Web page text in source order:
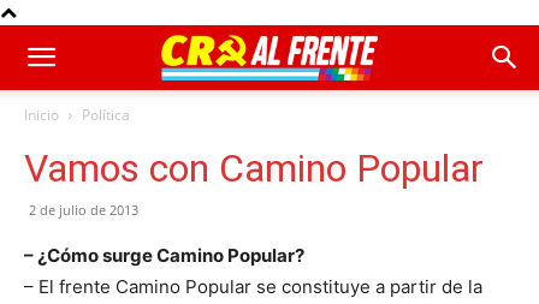
Inicio Política
Vamos con Camino Popular
2 de julio de 2013
– ¿Cómo surge Camino Popular?
– El frente Camino Popular se constituye a partir de la